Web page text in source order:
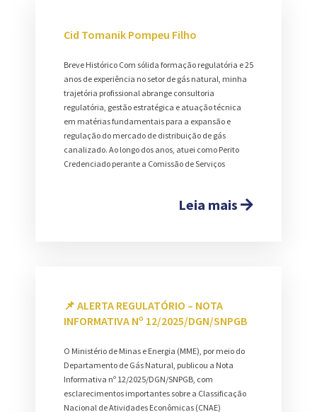
Cid Tomanik Pompeu Filho
Breve Histórico Com sólida formação regulatória e 25
anos de experiência no setor de gás natural, minha
trajetória profissional abrange consultoria
regulatória, gestão estratégica e atuação técnica
em matérias fundamentais para a expansão e
regulação do mercado de distribuição de gás
canalizado. Ao longo dos anos, atuei como Perito
Credenciado perante a Comissão de Serviços
Leia mais
📌 ALERTA REGULATÓRIO – NOTA
INFORMATIVA Nº 12/2025/DGN/SNPGB
O Ministério de Minas e Energia (MME), por meio do
Departamento de Gás Natural, publicou a Nota
Informativa nº 12/2025/DGN/SNPGB, com
esclarecimentos importantes sobre a Classificação
Nacional de Atividades Econômicas (CNAE)